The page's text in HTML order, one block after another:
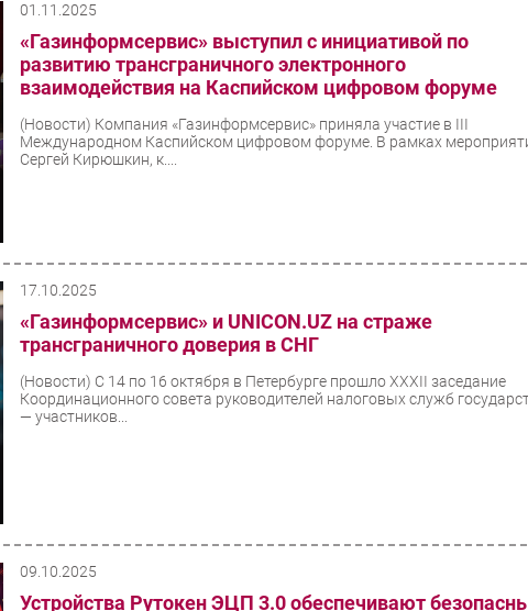
01.11.2025
«Газинформсервис» выступил с инициативой по
развитию трансграничного электронного
взаимодействия на Каспийском цифровом форуме
(Новости) Компания «Газинформсервис» приняла участие в III
Международном Каспийском цифровом форуме. В рамках
Сергей Кирюшкин, к....
17.10.2025
«Газинформсервис» и UNICON.UZ на страже
трансграничного доверия в СНГ
(Новости) С 14 по 16 октября в Петербурге прошло XXXII заседание
Координационного совета руководителей налоговых служб
— участников...
09.10.2025
Устройства Рутокен ЭЦП 3.0 обеспечивают